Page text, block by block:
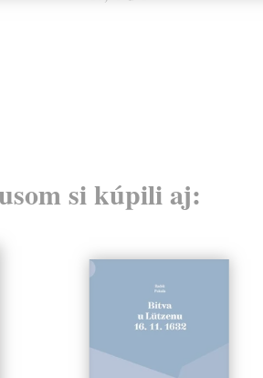
si kúpili aj: